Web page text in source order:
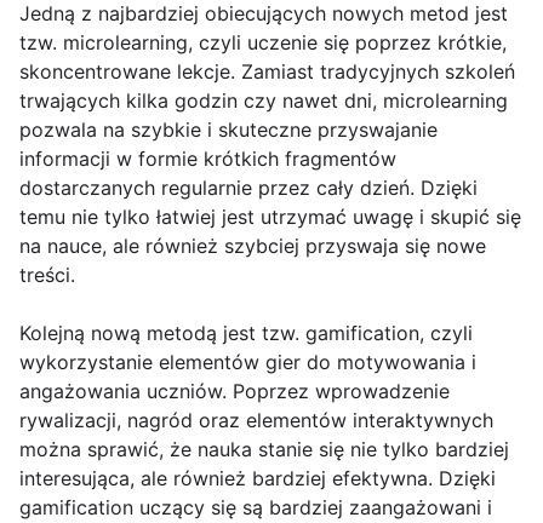
Jedną z najbardziej obiecujących nowych metod jest
tzw. microlearning, czyli uczenie się poprzez krótkie,
skoncentrowane lekcje. Zamiast tradycyjnych szkoleń
trwających kilka godzin czy nawet dni, microlearning
pozwala na szybkie i skuteczne przyswajanie
informacji w formie krótkich fragmentów
dostarczanych regularnie przez cały dzień. Dzięki
temu nie tylko łatwiej jest utrzymać uwagę i skupić się
na nauce, ale również szybciej przyswaja się nowe
treści.
Kolejną nową metodą jest tzw. gamification, czyli
wykorzystanie elementów gier do motywowania i
angażowania uczniów. Poprzez wprowadzenie
rywalizacji, nagród oraz elementów interaktywnych
można sprawić, że nauka stanie się nie tylko bardziej
interesująca, ale również bardziej efektywna. Dzięki
gamification uczący się są bardziej zaangażowani i